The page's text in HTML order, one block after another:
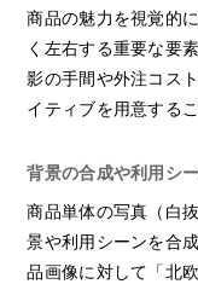
商品の魅力を視覚的
く左右する重要な要
影の手間や外注コス
イティブを用意する
背景の合成や利用シ
商品単体の写真（白
景や利用シーンを合
品画像に対して「北